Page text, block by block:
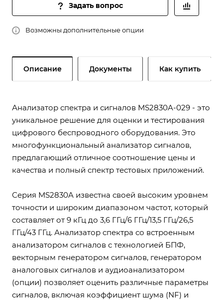
Задать вопрос
Возможны дополнительные опции
Описание Документы Как купить
Анализатор спектра и сигналов MS2830A-029 - это
уникальное решение для оценки и тестирования
цифрового беспроводного оборудования. Это
многофункциональный анализатор сигналов,
предлагающий отличное соотношение цены и
качества и полный спектр тестовых приложений.
Серия MS2830A известна своей высоким уровнем
точности и широким диапазоном частот, который
составляет от 9 кГц до 3,6 ГГц/6 ГГц/13,5 ГГц/26,5
ГГц/43 ГГц. Анализатор спектра со встроенным
анализатором сигналов с технологией БПФ,
векторным генератором сигналов, генератором
аналоговых сигналов и аудиоанализатором
(опции) позволяет оценить различные параметры
сигналов, включая коэффициент шума (NF) и